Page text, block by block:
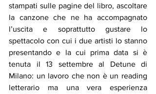
stampati sulle pagine del libro, ascoltare
la canzone che ne ha accompagnato
l’uscita e soprattutto gustare lo
spettacolo con cui i due artisti lo stanno
presentando e la cui prima data si è
tenuta il 13 settembre al Detune di
Milano: un lavoro che non è un reading
letterario ma una vera esperienza